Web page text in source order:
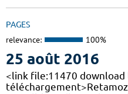
PAGES
relevance: 100%
25 août 2016
<link file:11470 download